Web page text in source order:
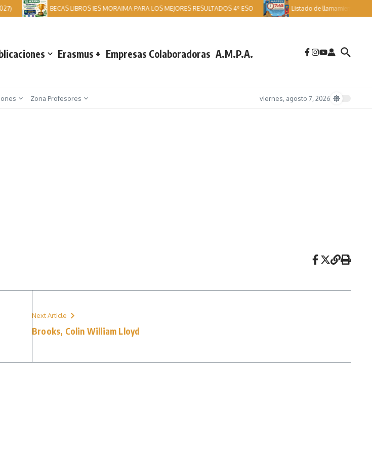
BECAS LIBROS IES MORAIMA PARA LOS MEJORES RESULTADOS 4º ESO Listado de llamamientos PAU.
Erasmus + Empresas Colaboradoras A.M.P.A.
Zona Profesores viernes, agosto 7, 2026
Next Article
Brooks, Colin William Lloyd